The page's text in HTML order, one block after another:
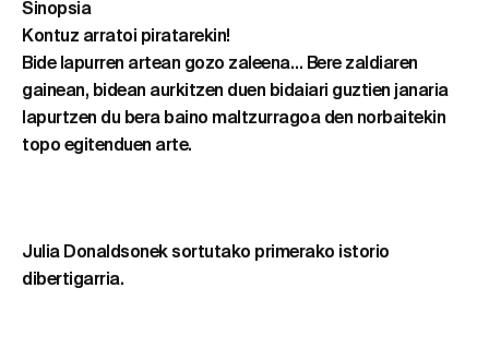
Sinopsia
Kontuz arratoi piratarekin!
Bide lapurren artean gozo zaleena… Bere zaldiaren
gainean, bidean aurkitzen duen bidaiari guztien janaria
lapurtzen du bera baino maltzurragoa den norbaitekin
topo egitenduen arte.
Julia Donaldsonek sortutako primerako istorio
dibertigarria.